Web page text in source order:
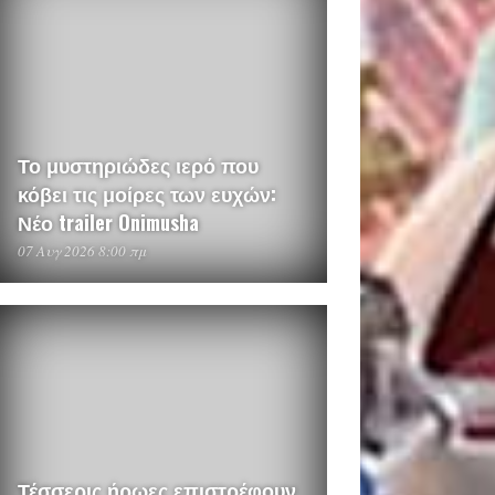
Το μυστηριώδες ιερό που
κόβει τις μοίρες των ευχών:
Νέο trailer Onimusha
07 Αυγ 2026 8:00 πμ